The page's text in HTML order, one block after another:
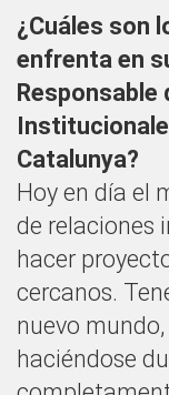
¿Cuáles son
enfrenta en
Responsable
Catalunya?
Hoy en día el
de relaciones
hacer
cercanos.
nuevo
haciéndose